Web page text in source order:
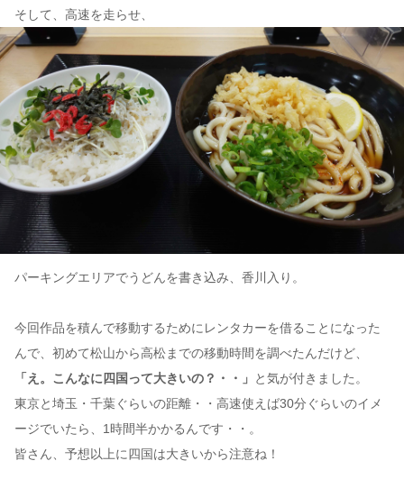
そして、高速を走らせ、
パーキングエリアでうどんを書き込み、香川入り。
今回作品を積んで移動するためにレンタカーを借ることになった
んで、初めて松山から高松までの移動時間を調べたんだけど、
「え。こんなに四国って大きいの？・・」 と気が付きました。
東京と埼玉・千葉ぐらいの距離・・高速使えば30分ぐらいのイメ
ージでいたら、1時間半かかるんです・・。
皆さん、予想以上に四国は大きいから注意ね！